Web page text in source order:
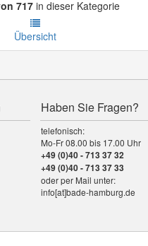
717in dieser Kategorie
Übersicht
Haben Sie Fragen?
telefonisch:
Mo-Fr 08.00 bis 17.00 Uhr
+49 (0)40 - 713 37 32
+49 (0)40 - 713 37 33
oder per Mail unter:
info[at]bade-hamburg.de